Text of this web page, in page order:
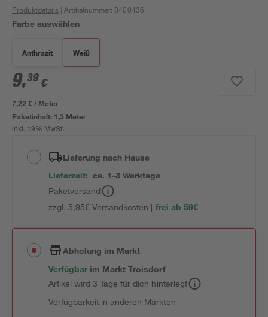
Produktdetails | Artikelnummer: 8400436
Farbe auswählen
Anthrazit Weiß
9,39 €
7,22 € / Meter
Paketinhalt: 1,3 Meter
inkl. 19% MwSt.
Lieferung nach Hause
Lieferzeit: ca. 1-3 Werktage
Paketversand
zzgl. 5,95€ Versandkosten | frei ab 59€
Abholung im Markt
Verfügbar im MarktTroisdorf
Artikel wird 3 Tage für dich hinterlegt
Verfügbarkeit in anderen Märkten